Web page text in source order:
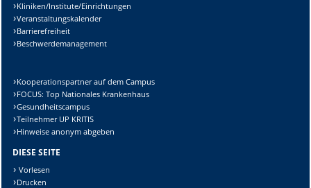
Kliniken/Institute/Einrichtungen
Veranstaltungskalender
Barrierefreiheit
Beschwerdemanagement
Kooperationspartner auf dem Campus
FOCUS: Top Nationales Krankenhaus
Gesundheitscampus
Teilnehmer UP KRITIS
Hinweise anonym abgeben
DIESE SEITE
Vorlesen
Drucken